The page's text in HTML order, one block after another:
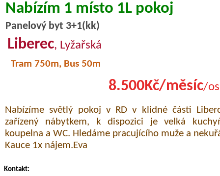
Nabízím 1 místo 1L pokoj
Panelový byt 3+1(kk)
Liberec, Lyžařská
Tram 750m, Bus 50m
8.500Kč/měsíc/
Nabízíme světlý pokoj v RD v klidné části
zařízený nábytkem, k dispozici je velká
koupelna a WC. Hledáme pracujícího muže a
Kauce 1x nájem.Eva
Kontakt: